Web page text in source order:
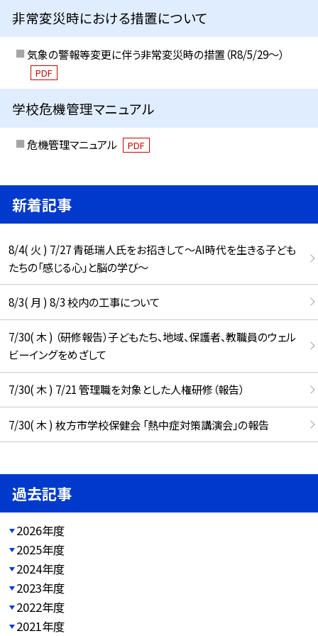
非常変災時における措置について
気象の警報等変更に伴う非常変災時の措置（R8/5/29〜）
PDF
学校危機管理マニュアル
危機管理マニュアル PDF
新着記事
8/4( 火 ) 7/27 青砥瑞人氏をお招きして〜AI時代を生きる子ども
たちの「感じる心」と脳の学び〜
8/3( 月 ) 8/3 校内の工事について
7/30( 木 ) （研修報告）子どもたち、地域、保護者、教職員のウェル
ビーイングをめざして
7/30( 木 ) 7/21 管理職を対象とした人権研修（報告）
7/30( 木 ) 枚方市学校保健会 「熱中症対策講演会」の報告
過去記事
2026年度
2025年度
2024年度
2023年度
2022年度
2021年度